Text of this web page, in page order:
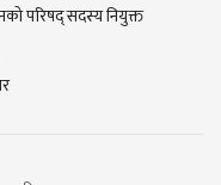
परिषद् सदस्य नियुक्त